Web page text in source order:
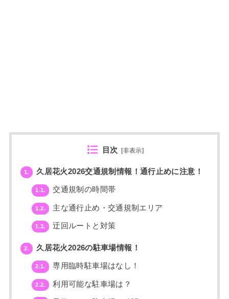
目次 [非表示]
1. 久居花火2026交通規制情報！通行止めに注意！
1.1. 交通規制の時間帯
1.2. 主な通行止め・交通規制エリア
1.3. 迂回ルートと対策
2. 久居花火2026の駐車場情報！
2.1. 専用臨時駐車場はなし！
2.2. 利用可能な駐車場は？